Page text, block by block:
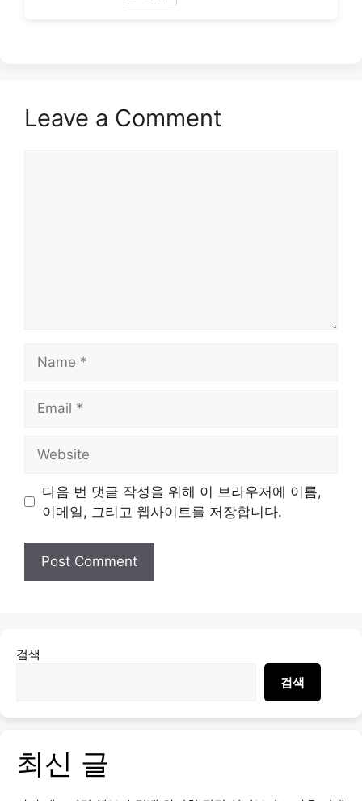
Leave a Comment
다음 번 댓글 작성을 위해 이 브라우저에 이름,
이메일, 그리고 웹사이트를 저장합니다.
검색
검색
최신 글